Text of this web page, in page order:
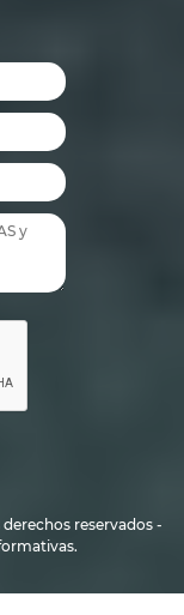
de los turistas.
comer platos
más característicos
instituciones de la isla.
beach clubs
la versión moderna
probar platos
de la puesta de sol
nació en la época
quedó averiada en
la playa. reservados -